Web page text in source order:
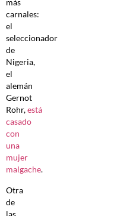
más
carnales:
el
seleccionador
de
Nigeria,
el
alemán
Gernot
Rohr,está
casado
con
una
mujer
malgache.
Otra
de
las